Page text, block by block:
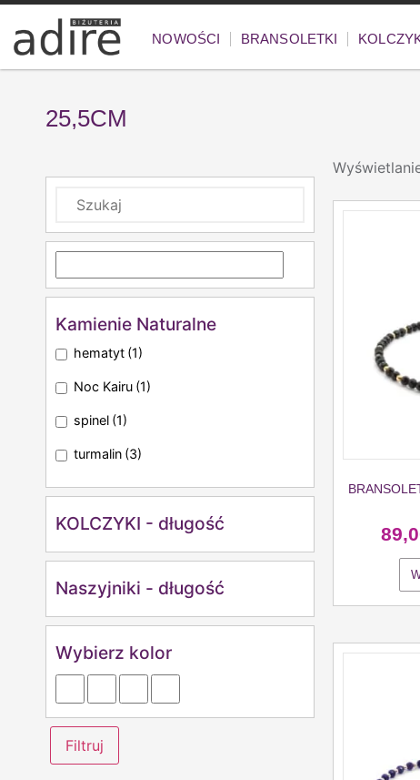
NOWOŚCI BRANSOLETKI
25,5CM
Kamienie Naturalne
hematyt (1)
Noc Kairu (1)
spinel (1)
turmalin (3)
KOLCZYKI - długość
Naszyjniki - długość
Wybierz kolor
Filtruj